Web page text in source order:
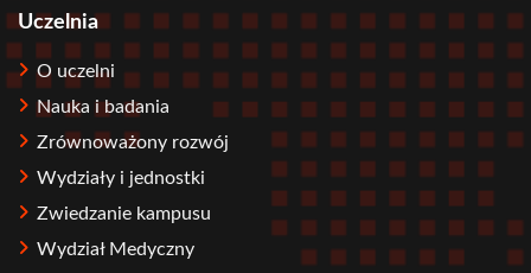
Uczelnia
O uczelni
Nauka i badania
Zrównoważony rozwój
Wydziały i jednostki
Zwiedzanie kampusu
Wydział Medyczny